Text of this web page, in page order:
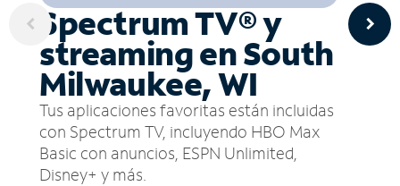
Spectrum TV® y
streaming en South
Milwaukee, WI
Tus aplicaciones favoritas están incluidas
con Spectrum TV, incluyendo HBO Max
Basic con anuncios, ESPN Unlimited,
Disney+ y más.